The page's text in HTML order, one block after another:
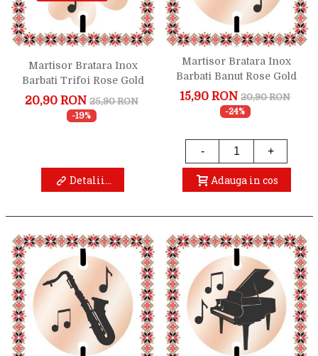
Martisor Bratara Inox
Barbati Trifoi Rose Gold
Note Muzicale
20,90 RON 25,90 RON
-19%
Detalii...
Martisor Bratara Inox
Barbati Banut Rose Gold
Trompeta
15,90 RON 20,90 RON
-24%
- +
Adauga in cos